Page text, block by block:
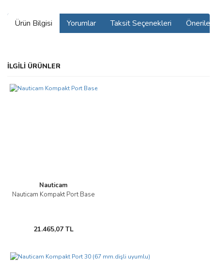
Ürün Bilgisi Yorumlar Taksit Seçenekleri
Bu ürünün fiyat bilgisi, resim, ürün açıklamalarında ve diğer
konularda yetersiz gördüğünüz noktaları öneri formunu kullanarak
Görüş ve önerileriniz için teşekkür ederiz.
İLGİLİ ÜRÜNLER
Nauticam
Nauticam Kompakt Port Base
21.465,07 TL